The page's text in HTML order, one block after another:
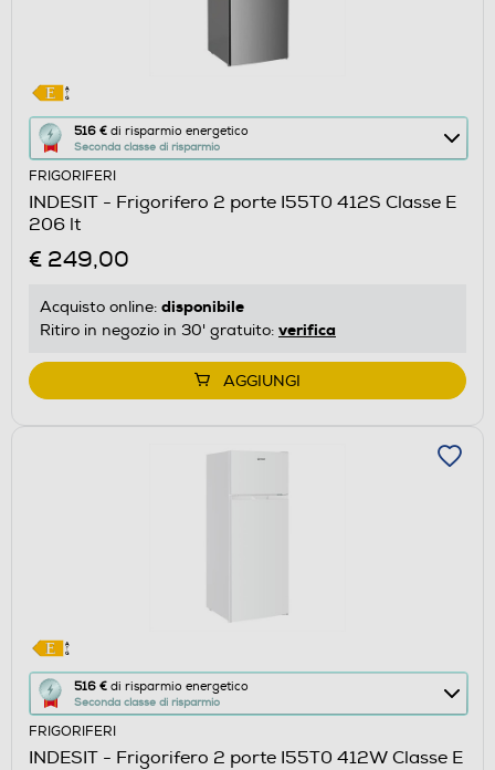
516 € di risparmio energetico
Seconda classe di risparmio
Questa
azione
aprirà
il
Calcolatore
di
energetico
di
Youreko.
FRIGORIFERI
INDESIT - Frigorifero 2 porte I55T0 412S Classe E
206 lt
€ 249,00
Acquisto online: disponibile
Ritiro in negozio in 30' gratuito: verifica
AGGIUNGI
516 € di risparmio energetico
Seconda classe di risparmio
Questa
azione
aprirà
FRIGORIFERI
INDESIT - Frigorifero 2 porte I55T0 412W Classe E